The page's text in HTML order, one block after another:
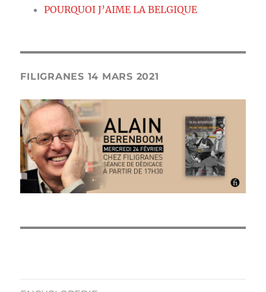
POURQUOI J’AIME LA BELGIQUE
FILIGRANES 14 MARS 2021